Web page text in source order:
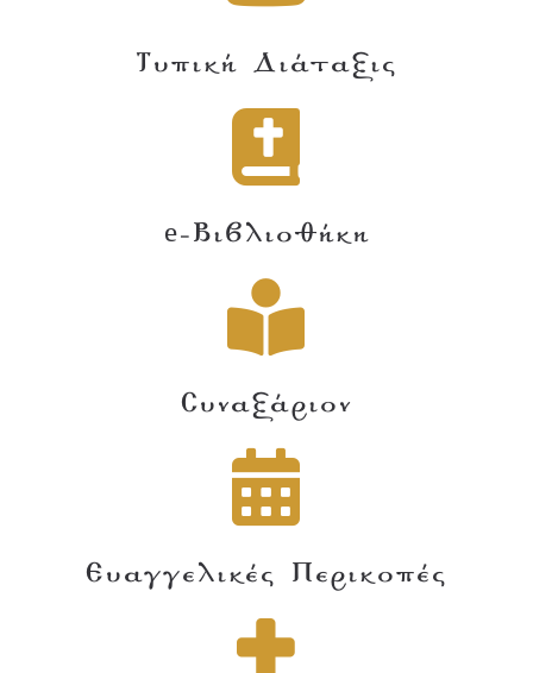
Τυπική Διάταξις
e-Βιβλιοθήκη
Συναξάριον
Ευαγγελικές Περικοπές